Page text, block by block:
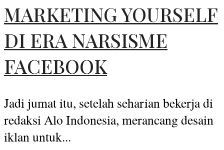
MARKETING YOURSELF
DI ERA NARSISME
FACEBOOK
Jadi jumat itu, setelah seharian bekerja di
redaksi Alo Indonesia, merancang desain
iklan untuk...